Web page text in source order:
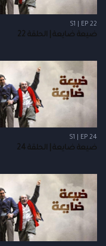
S1 | EP 22
ضيعة ضايعة | الحلقة 22
S1 | EP 24
ضيعة ضايعة | الحلقة 24